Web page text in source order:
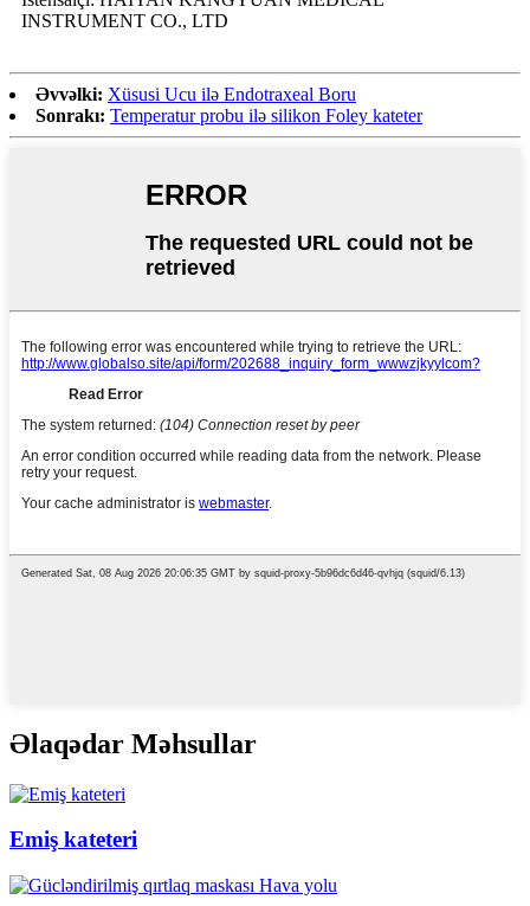
INSTRUMENT CO., LTD
Əvvəlki: Xüsusi Ucu ilə Endotraxeal Boru
Sonrakı: Temperatur probu ilə silikon Foley kateter
Əlaqədar Məhsullar
Emiş kateteri